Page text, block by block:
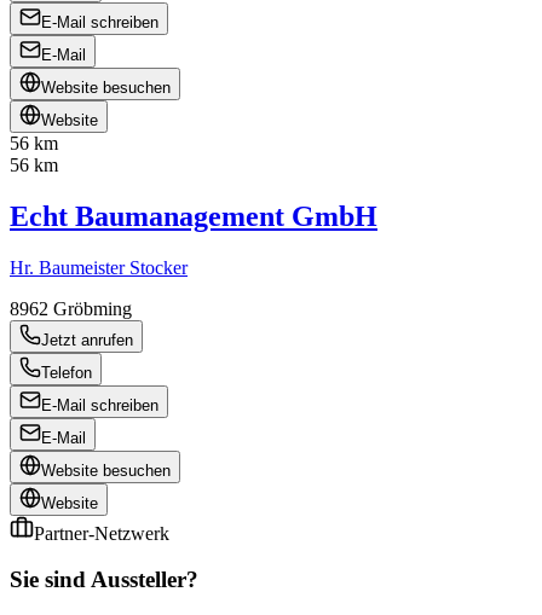
E-Mail schreiben
E-Mail
Website besuchen
Website
56 km
56 km
Echt Baumanagement GmbH
Hr. Baumeister Stocker
8962 Gröbming
Jetzt anrufen
Telefon
E-Mail schreiben
E-Mail
Website besuchen
Website
Partner-Netzwerk
Sie sind Aussteller?